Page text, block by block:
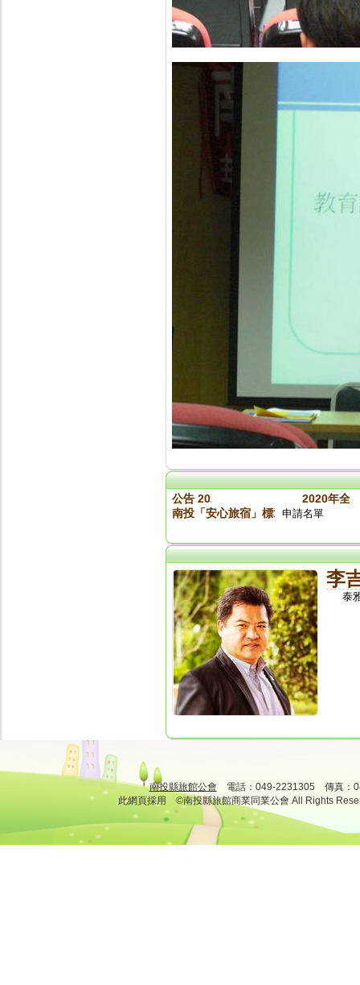
公告 2020旅館盃入取名單 2020年全
南投「安心旅宿」標章參加業者名單
申請名單
李
泰
南投縣旅館公會 電話：049-2231305 傳真：
此網頁採用 ©南投縣旅館商業同業公會 All Rights